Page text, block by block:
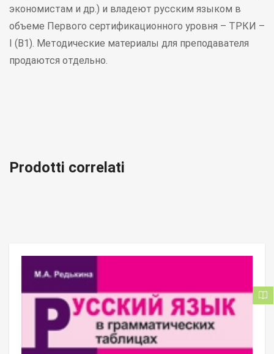
экономистам и др.) и владеют русским языком в
объеме Первого сертификационного уровня – ТРКИ –
I (B1). Методические материалы для преподавателя
продаются отдельно.
Prodotti correlati